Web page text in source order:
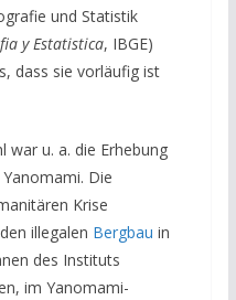
und Statistik
y Estatistica, IBGE)
dass sie vorläufig ist
war u. a. die Erhebung
Die
Krise
illegalen Bergbau in
des Instituts
im Yanomami-